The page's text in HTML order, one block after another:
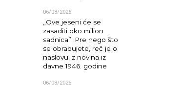
06/08/2026
„Ove jeseni će se
zasaditi oko milion
sadnica”: Pre nego što
se obradujete, reč je o
naslovu iz novina iz
davne 1946. godine
06/08/2026